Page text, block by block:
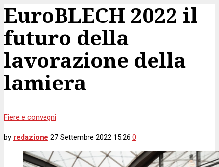
EuroBLECH 2022 il
futuro della
lavorazione della
lamiera
Fiere e convegni
by redazione 27 Settembre 2022 15:26 0